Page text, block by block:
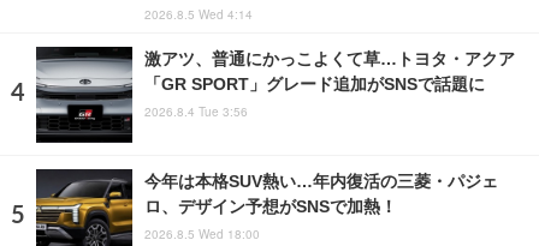
2026.8.5 Wed 4:14
激アツ、普通にかっこよくて草…トヨタ・アクア
「GR SPORT」グレード追加がSNSで話題に
2026.8.4 Tue 3:56
今年は本格SUV熱い…年内復活の三菱・パジェ
ロ、デザイン予想がSNSで加熱！
2026.8.5 Wed 18:00